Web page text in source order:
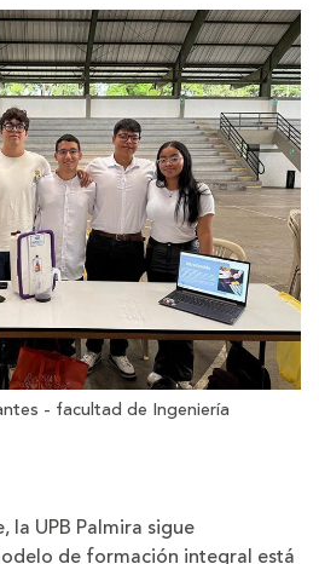
- facultad de Ingeniería
la UPB Palmira sigue
de formación integral está